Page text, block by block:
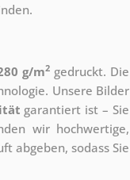
g/m2 gedruckt. Die
Unsere Bilder
garantiert ist – Sie
wir hochwertige,
abgeben, sodass Sie